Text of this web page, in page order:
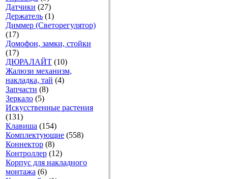
Датчики (27)
Держатель (1)
Диммер (Светорегулятор)
(17)
Домофон, замки, стойки
(17)
ДЮРАЛАЙТ (10)
Жалюзи механизм,
накладка, тай (4)
Запчасти (8)
Зеркало (5)
Искусственные растения
(131)
Клавиша (154)
Комплектующие (558)
Коннектор (8)
Контроллер (12)
Корпус для накладного
монтажа (6)